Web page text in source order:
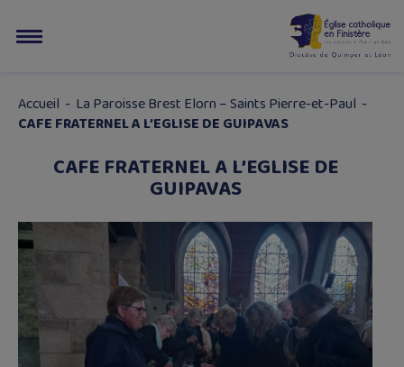
Accueil - La Paroisse Brest Elorn – Saints Pierre-et-Paul -
CAFE FRATERNEL A L’EGLISE DE GUIPAVAS
CAFE FRATERNEL A L’EGLISE DE
GUIPAVAS